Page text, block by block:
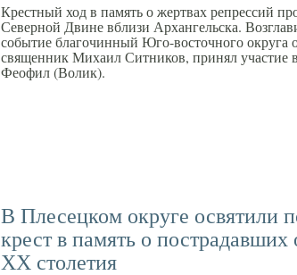
Крестный ход в память о жертвах репрессий
Северной Двине вблизи Архангельска.
событие благочинный Юго-восточного округа
священник Михаил Ситников, принял участие
Феофил (Волик).
В Плесецком округе освятили
крест в память о пострадавших
XX столетия